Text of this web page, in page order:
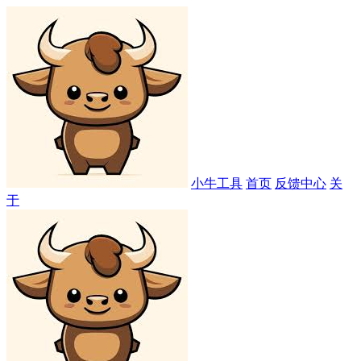
小牛工具 首页 反馈中心 关
于